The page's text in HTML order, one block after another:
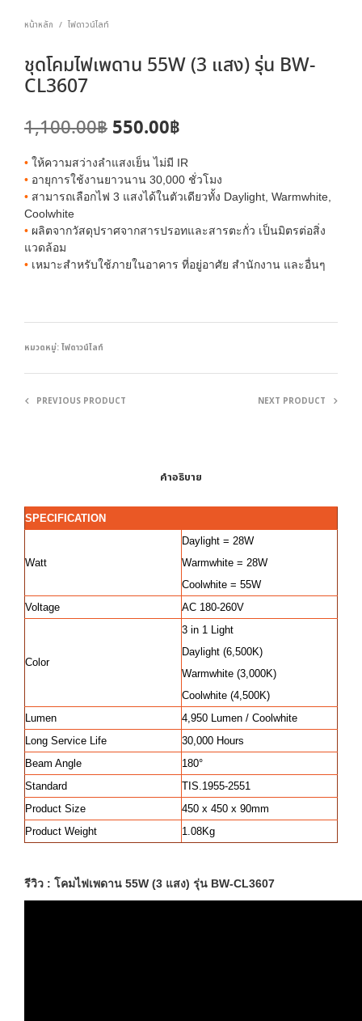
หน้าหลัก / ไฟดาวน์ไลท์
ชุดโคมไฟเพดาน 55W (3 แสง) รุ่น BW-
CL3607
1,100.00฿ Original
price
was:
1,100.00฿.
550.00฿
price
is:
550.00฿.
• ให้ความสว่างลำแสงเย็น ไม่มี IR
• อายุการใช้งานยาวนาน 30,000 ชั่วโมง
• สามารถเลือกไฟ 3 แสงได้ในตัวเดียวทั้ง Daylight, Warmwhite,
Coolwhite
• ผลิตจากวัสดุปราศจากสารปรอทและสารตะกั่ว เป็นมิตรต่อสิ่ง
แวดล้อม
• เหมาะสำหรับใช้ภายในอาคาร ที่อยู่อาศัย สำนักงาน และอื่นๆ
หมวดหมู่:ไฟดาวน์ไลท์
PREVIOUS PRODUCT NEXT PRODUCT
คำอธิบาย
SPECIFICATION
Watt
Daylight = 28W
Warmwhite = 28W
Coolwhite = 55W
Voltage
AC 180-260V
Color
3 in 1 Light
Daylight (6,500K)
Warmwhite (3,000K)
Coolwhite (4,500K)
Lumen
4,950 Lumen / Coolwhite
Long Service Life
30,000 Hours
Beam Angle
180°
Standard
TIS.1955-2551
Product Size
450 x 450 x 90mm
Product Weight
1.08Kg
รีวิว : โคมไฟเพดาน 55W (3 แสง) รุ่น BW-CL3607